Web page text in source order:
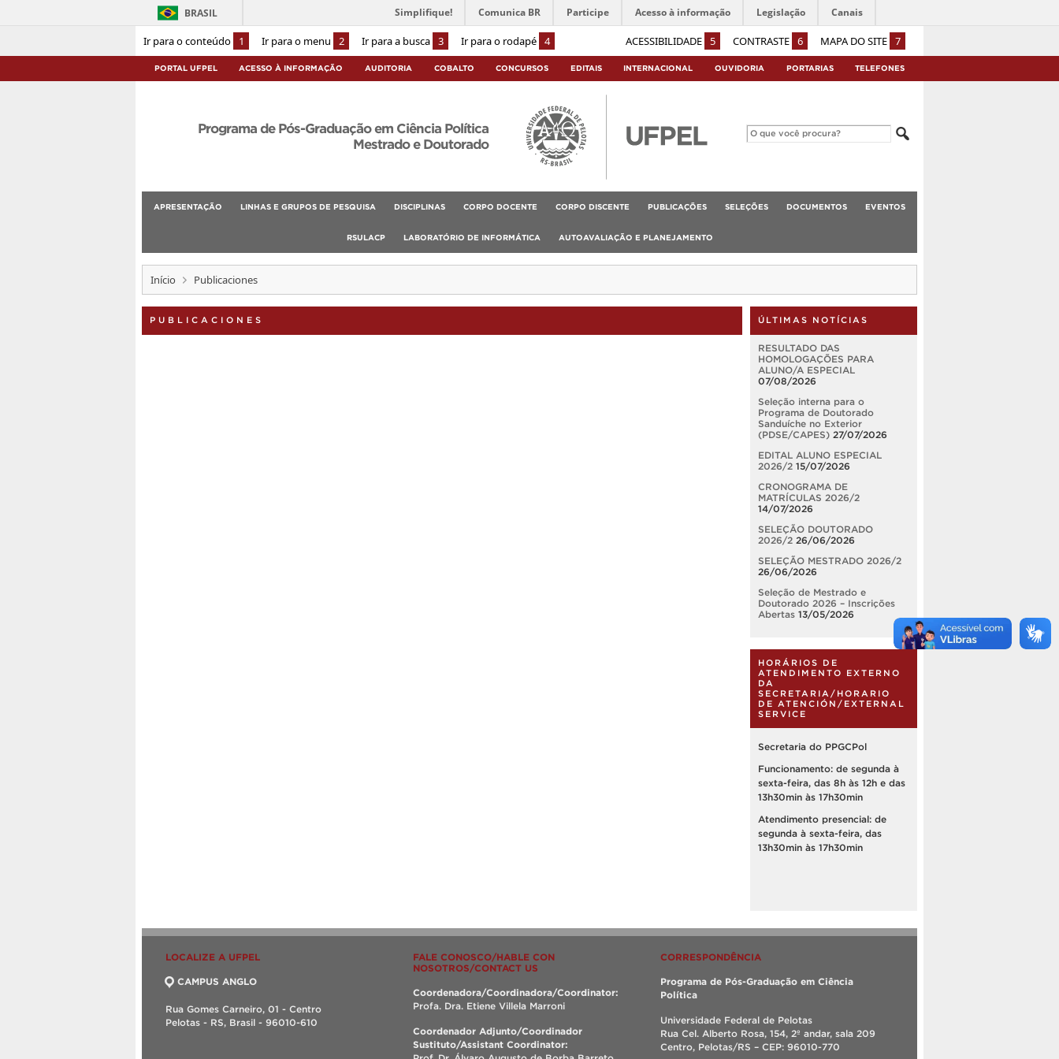
Ir para o conteúdo 1 Ir para o menu 2 Ir para a busca 3 Ir para o rodapé 4 ACESSIBILIDADE 5 CONTRASTE 6 MAPA DO SITE 7
BRASIL Simplifique! Comunica BR Participe Acesso à informação Legislação Canais
PORTAL UFPEL ACESSO À INFORMAÇÃO AUDITORIA COBALTO CONCURSOS EDITAIS INTERNACIONAL OUVIDORIA PORTARIAS TELEFONES
Programa de Pós-Graduação em Ciência Política
Mestrado e Doutorado
APRESENTAÇÃO LINHAS E GRUPOS DE PESQUISA DISCIPLINAS CORPO DOCENTE CORPO DISCENTE PUBLICAÇÕES SELEÇÕES DOCUMENTOS EVENTOS
RSULACP LABORATÓRIO DE INFORMÁTICA AUTOAVALIAÇÃO E PLANEJAMENTO
Início Publicaciones
PUBLICACIONES ÚLTIMAS NOTÍCIAS
RESULTADO DAS
HOMOLOGAÇÕES PARA
ALUNO/A ESPECIAL
07/08/2026
Seleção interna para o
Programa de Doutorado
Sanduíche no Exterior
(PDSE/CAPES) 27/07/2026
EDITAL ALUNO ESPECIAL
2026/2 15/07/2026
CRONOGRAMA DE
MATRÍCULAS 2026/2
14/07/2026
SELEÇÃO DOUTORADO
2026/2 26/06/2026
SELEÇÃO MESTRADO 2026/2
26/06/2026
Seleção de Mestrado e
Doutorado 2026 – Inscrições
Abertas 13/05/2026
HORÁRIOS DE
ATENDIMENTO EXTERNO
DA
SECRETARIA/HORARIO
DE ATENCIÓN/EXTERNAL
SERVICE
Secretaria do PPGCPol
Funcionamento: de segunda à
sexta-feira, das 8h às 12h e das
13h30min às 17h30min
Atendimento presencial: de
segunda à sexta-feira, das
13h30min às 17h30min
LOCALIZE A UFPEL
CAMPUS ANGLO
Rua Gomes Carneiro, 01 - Centro
Pelotas - RS, Brasil - 96010-610
FALE CONOSCO/HABLE CON
NOSOTROS/CONTACT US
Coordenadora/Coordinadora/Coordinator:
Profa. Dra. Etiene Villela Marroni
Coordenador Adjunto/Coordinador
Sustituto/Assistant Coordinator:
CORRESPONDÊNCIA
Programa de Pós-Graduação em Ciência
Política
Universidade Federal de Pelotas
Rua Cel. Alberto Rosa, 154, 2º andar, sala 209
Centro, Pelotas/RS – CEP: 96010-770